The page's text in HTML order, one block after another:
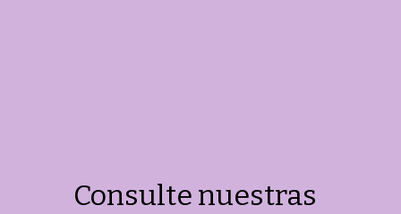
Consulte nuestras